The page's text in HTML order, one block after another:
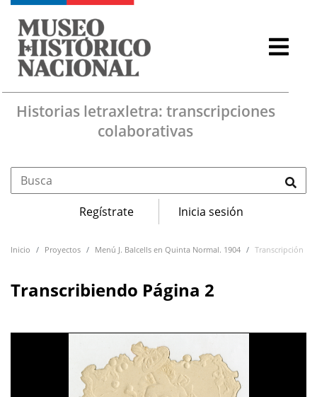
Pasar al contenido principal
Historias letraxletra: transcripciones
colaborativas
Menú de cuenta de usuario
Regístrate Inicia sesión
Navegación principal
Inicio Proyectos Menú J. Balcells en Quinta Normal. 1904 Transcripción
Transcribiendo Página 2